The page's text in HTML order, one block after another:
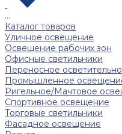
...
Каталог товаров
Уличное освещение
Освещение рабочих зон
Офисные светильники
Переносное
Промышленное
Ригельное/Мачтовое
Спортивное освещение
Торговые светильники
Фасадное освещение